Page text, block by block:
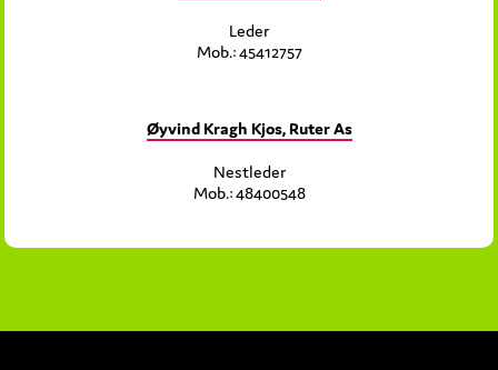
Leder
Mob.: 45412757
Øyvind Kragh Kjos, Ruter As
Nestleder
Mob.: 48400548